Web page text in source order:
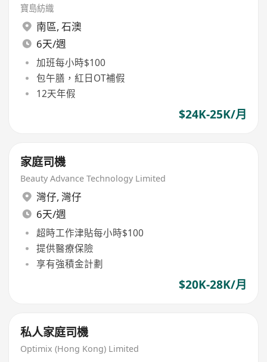
寶島紡織
南區, 石澳
6天/週
加班每小時$100
包午膳，紅日OT補假
12天年假
$24K-25K/月
家庭司機
Beauty Advance Technology Limited
灣仔, 灣仔
6天/週
超時工作津貼每小時$100
提供醫療保險
享有強積金計劃
$20K-28K/月
私人家庭司機
Optimix (Hong Kong) Limited